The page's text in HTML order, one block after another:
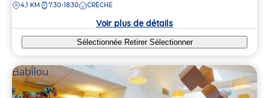
la
DISTANCE
4,1 KM 7:30-18:30 CRÈCHE
Voir plus de détails
Sélectionnée Retirer Sélectionner
Babilou